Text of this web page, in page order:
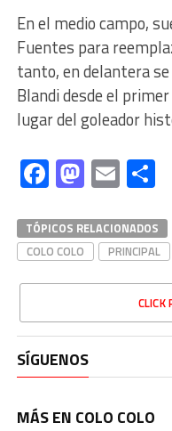
En el medio campo,
Fuentes para
tanto, en delantera
Blandi desde el
lugar del goleador
Facebook
Email
TÓPICOS RELACIONADOS
COLO COLO
PRINCIPAL
CLICK
SÍGUENOS
MÁS EN COLO COLO